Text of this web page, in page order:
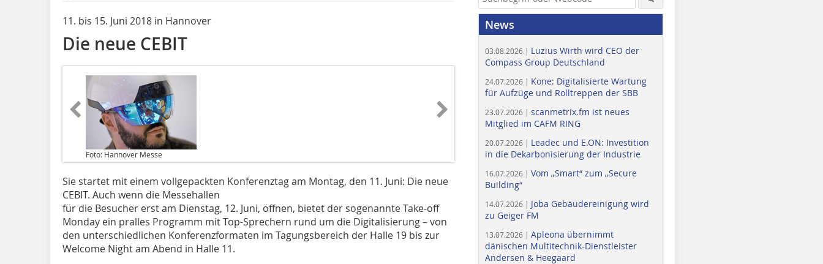
11. bis 15. Juni 2018 in Hannover
Die neue CEBIT
Foto: Hannover Messe
Sie startet mit einem vollgepackten Konferenztag am Montag, den 11. Juni: Die neue
CEBIT. Auch wenn die Messehallen ­
für die Besucher erst am Dienstag, 12. Juni, öffnen, bietet der sogenannte Take-off
Monday ein pralles Programm mit Top-Sprechern rund um die Digitalisierung – von
den unterschiedlichen Konferenzformaten im Tagungsbereich der Halle 19 bis zur
Welcome Night am Abend in Halle 11.
News
03.08.2026 | Luzius Wirth wird CEO der
Compass Group Deutschland
24.07.2026 | Kone: Digitalisierte Wartung
für Aufzüge und Rolltreppen der SBB
23.07.2026 | scanmetrix.fm ist neues
Mitglied im CAFM RING
20.07.2026 | Leadec und E.ON: Investition
in die Dekarbonisierung der Industrie
16.07.2026 | Vom „Smart“ zum „Secure
Building“
14.07.2026 | Joba Gebäudereinigung wird
zu Geiger FM
13.07.2026 | Apleona übernimmt
dänischen Multitechnik-Dienstleister
Andersen & Heegaard